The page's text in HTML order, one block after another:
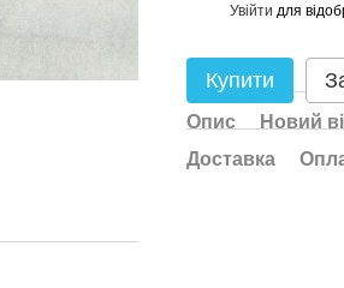
Увійти для
Купити
Опис
Новий
Доставка